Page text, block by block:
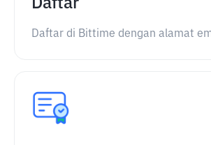
Daftar
Daftar di Bittime dengan alamat